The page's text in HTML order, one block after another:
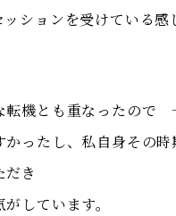
ションを受けている感
転機とも重なったので
ったし、私自身その時
き
しています。